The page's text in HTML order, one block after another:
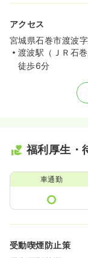
アクセス
宮城県石巻市渡波
渡波駅（ＪＲ石巻
徒歩6分
福利厚生・
車通勤
受動喫煙防止策